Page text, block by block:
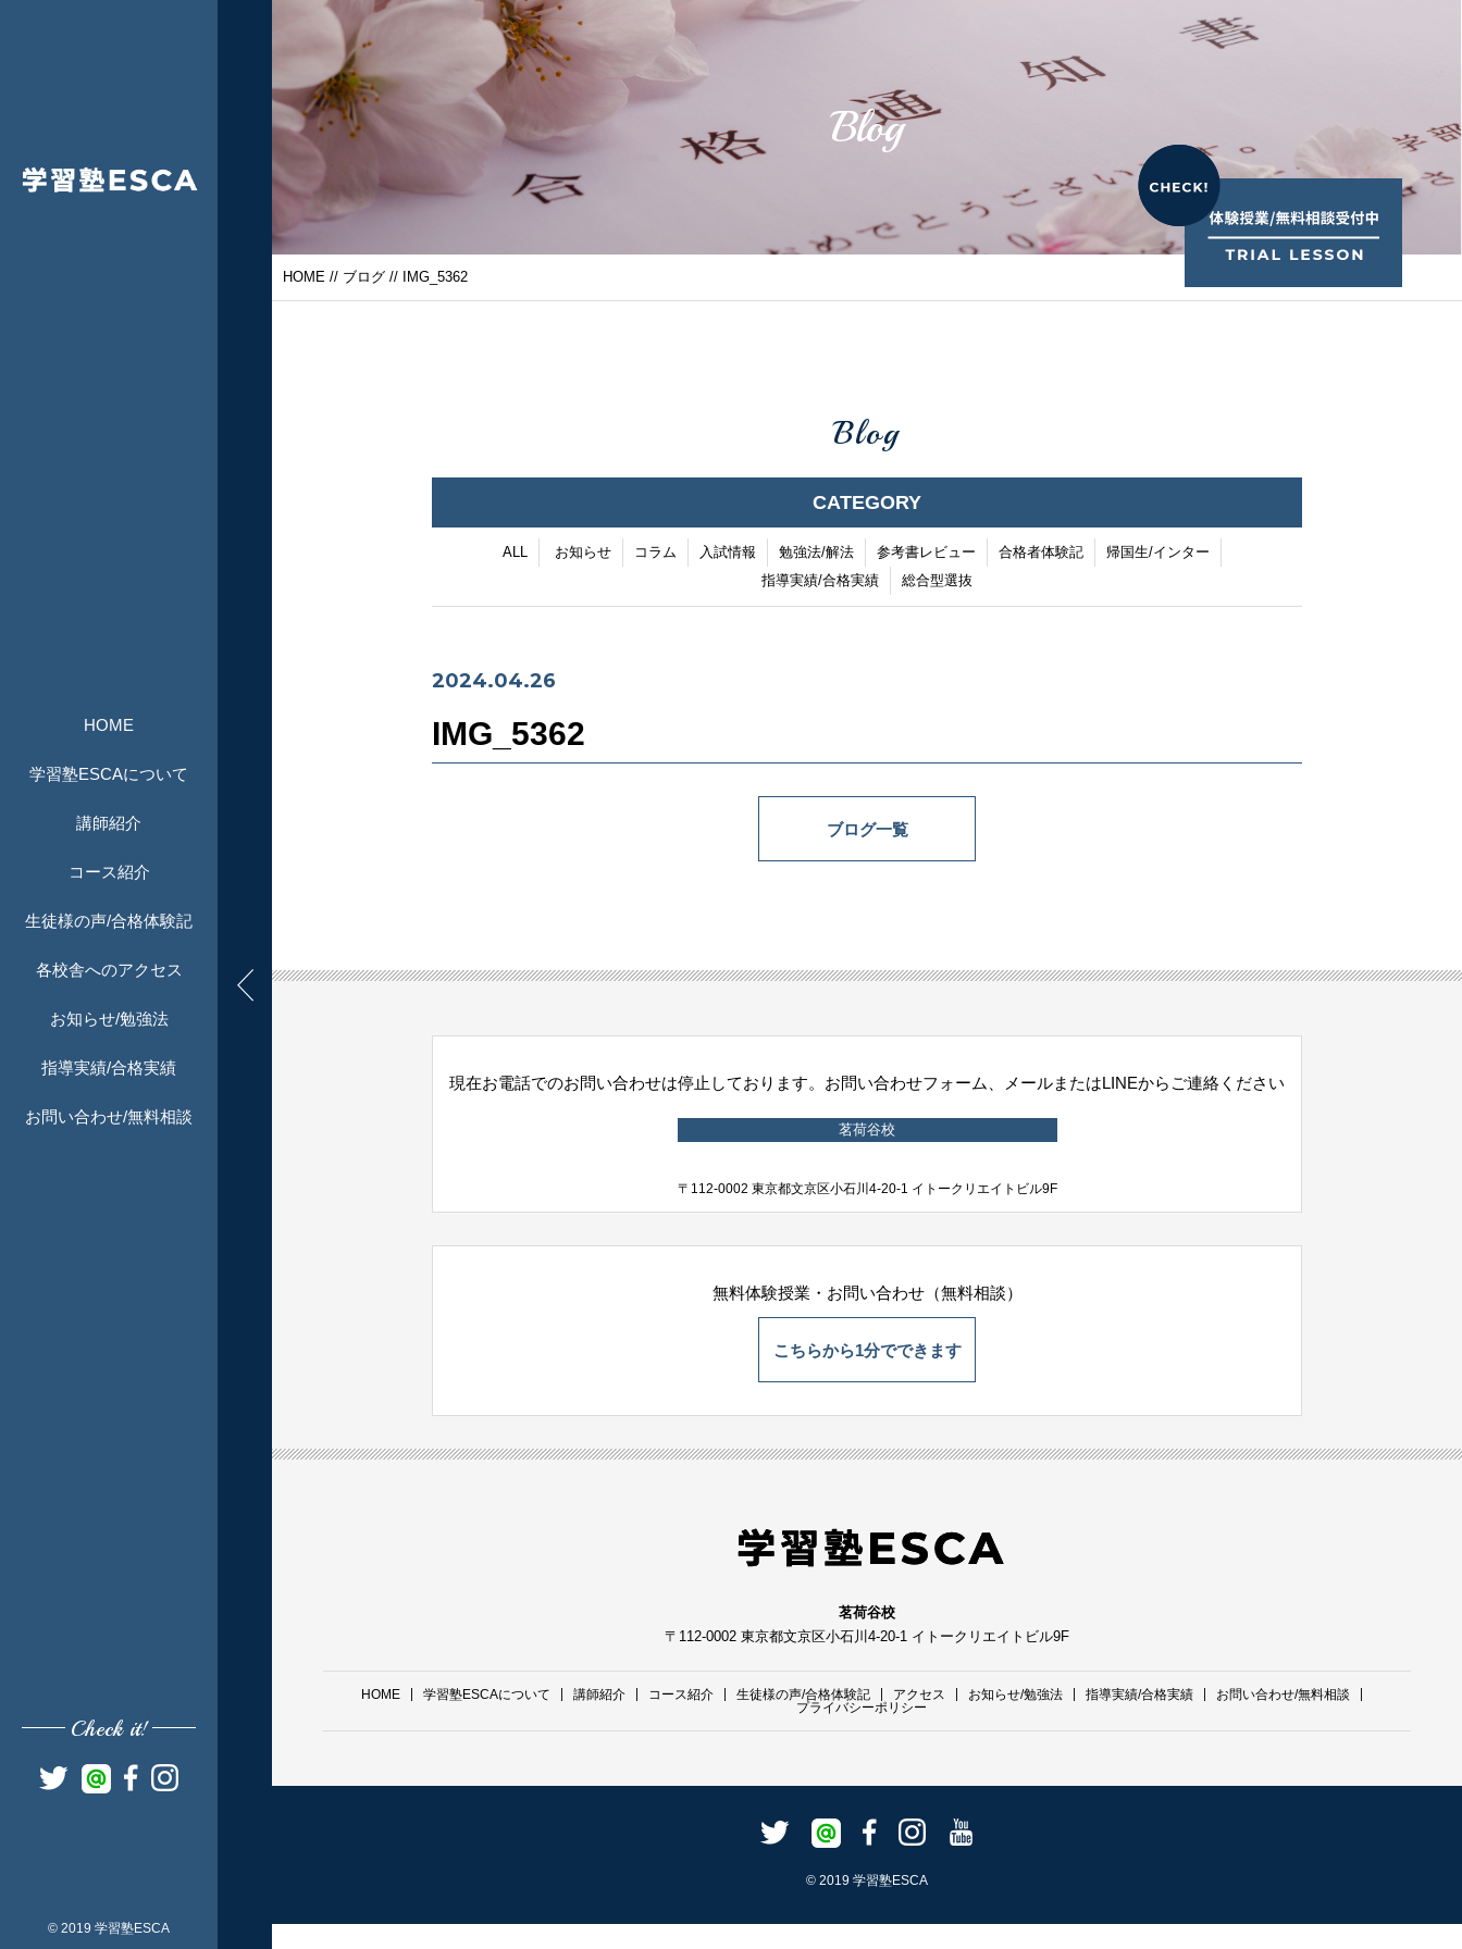
HOME
学習塾ESCAについて
講師紹介
コース紹介
生徒様の声/合格体験記
各校舎へのアクセス
お知らせ/勉強法
指導実績/合格実績
お問い合わせ/無料相談
Check it!
© 2019 学習塾ESCA
Blog
HOME // ブログ // IMG_5362
Blog
CATEGORY
ALL お知らせ コラム 入試情報 勉強法/解法 参考書レビュー 合格者体験記
帰国生/インター
指導実績/合格実績
総合型選抜
2024.04.26
IMG_5362
ブログ一覧
現在お電話でのお問い合わせは停止しております。お問い合わせフォーム、メールまたはLINEからご連絡ください
茗荷谷校
〒112-0002 東京都文京区小石川4-20-1 イトークリエイトビル9F
無料体験授業・お問い合わせ（無料相談）
こちらから1分でできます
茗荷谷校
〒112-0002 東京都文京区小石川4-20-1 イトークリエイトビル9F
HOME 学習塾ESCAについて 講師紹介 コース紹介 生徒様の声/合格体験記 アクセス お知らせ/勉強法 指導実績/合格実績
お問い合わせ/無料相談
プライバシーポリシー
© 2019 学習塾ESCA